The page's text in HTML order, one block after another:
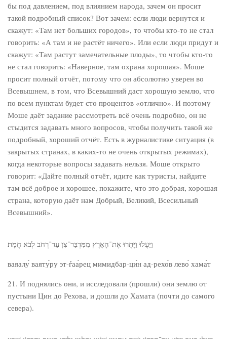
бы под давлением, под влиянием народа, зачем он просит
такой подробный список? Вот зачем: если люди вернутся и
скажут: «Там нет больших городов», то чтобы кто-то не стал
говорить: «А там и не растёт ничего». Или если люди придут и
скажут: «Там растут замечательные плоды», то чтобы кто-то
не стал говорить: «Наверное, там охрана хорошая». Моше
просит полный отчёт, потому что он абсолютно уверен во
Всевышнем, в том, что Всевышний даст хорошую землю, что
по всем пунктам будет сто процентов «отлично». И поэтому
Моше даёт задание рассмотреть всё очень подробно, он не
стыдится задавать много вопросов, чтобы получить такой же
подробный, хороший отчёт. Есть в журналистике ситуация (в
закрытых странах, в каких-то не очень открытых режимах),
когда некоторые вопросы задавать нельзя. Моше открыто
говорит: «Дайте полный отчёт, идите как туристы, найдите
там всё доброе и хорошее, покажите, что это добрая, хорошая
страна, которую даёт нам Добрый, Великий, Всесильный
Всевышний».
וַיַּעֲלוּ וַיָּתֻרוּ אֶת־הָאָרֶץ מִמִּדְבַּר־צִן עַד־רְחֹב לְבֹא חֲמָת׃
ваяалу́ ваяту́ру эт-ѓаа́рец мимидбар-ци́н ад-рехо́в лево́ хама́т
21. И поднялись они, и исследовали (прошли) они землю от
пустыни Цин до Рехова, и дошли до Хамата (почти до самого
севера).